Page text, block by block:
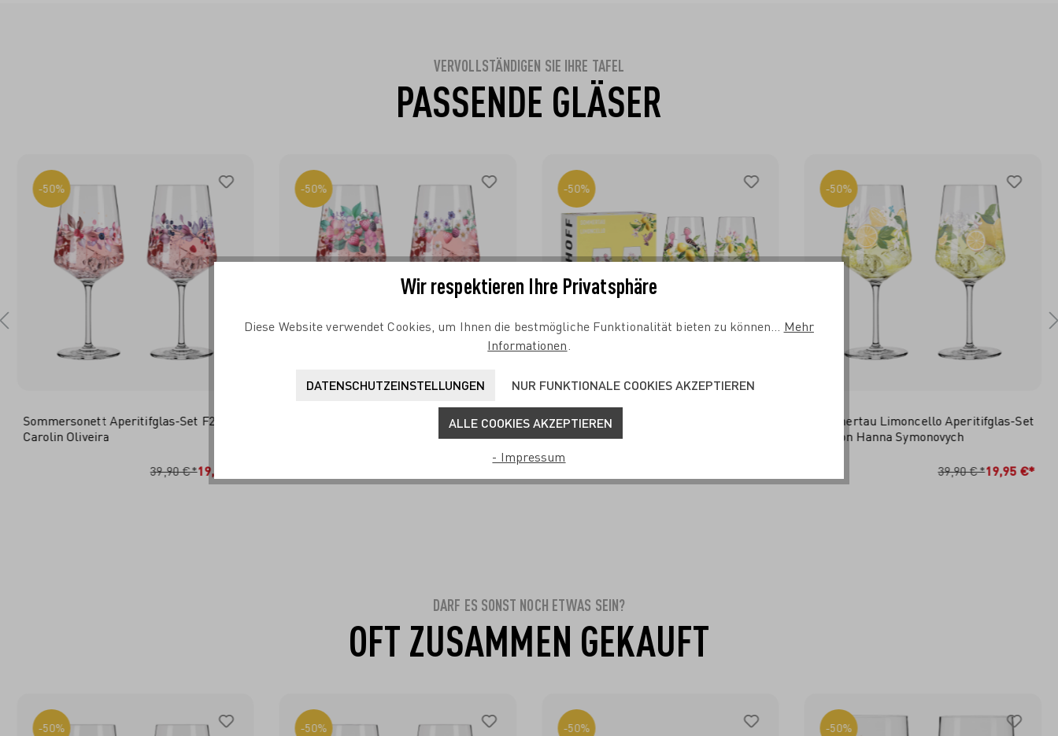
VERVOLLSTÄNDIGEN SIE IHRE TAFEL
PASSENDE GLÄSER
-50%
Sommersonett Aperitifglas-Set F23 von
Carolin Oliveira
39,90 €*19,95 €*
-50%
Sommersonett Aperitifglas-Set F25 von
-50%
Sommertau Limoncello Aperitifglas-Set
F24 von Ramona Richter
-50%
Sommertau Limoncello Aperitifglas-Set
F25 von Hanna Symonovych
39,90 €*19,95 €*
DARF ES SONST NOCH ETWAS SEIN?
OFT ZUSAMMEN GEKAUFT
-50% -50% -50% -50%
Wir respektieren Ihre Privatsphäre
Diese Website verwendet Cookies, um Ihnen die bestmögliche Funktionalität bieten zu können... Mehr
Informationen
DATENSCHUTZEINSTELLUNGEN NUR FUNKTIONALE COOKIES AKZEPTIEREN
ALLE COOKIES AKZEPTIEREN
- Impressum